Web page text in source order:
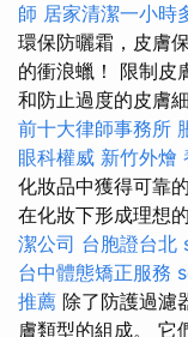
師 居家清潔一小時
環保防曬霜，皮膚
的衝浪蠟！ 限制皮
和防止過度的皮膚
前十大律師事務所
眼科權威 新竹外燴
化妝品中獲得可靠
在化妝下形成理想
潔公司 台胞證台北
台中體態矯正服務
推薦 除了防護過濾
膚類型的組成。 它